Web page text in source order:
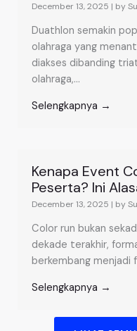
December 13, 2025 | by
Duathlon semakin
olahraga yang
diakses dibanding
olahraga,...
Selengkapnya →
Kenapa Event
Peserta? Ini
December 13, 2025 | by
Color run bukan
dekade terakhir,
berkembang menjadi
Selengkapnya →